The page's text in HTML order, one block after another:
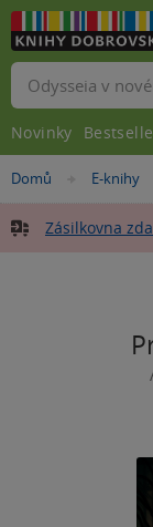
Nacházíte
zde:
Domů »
E-knihy
Zásilkovna
Novinky